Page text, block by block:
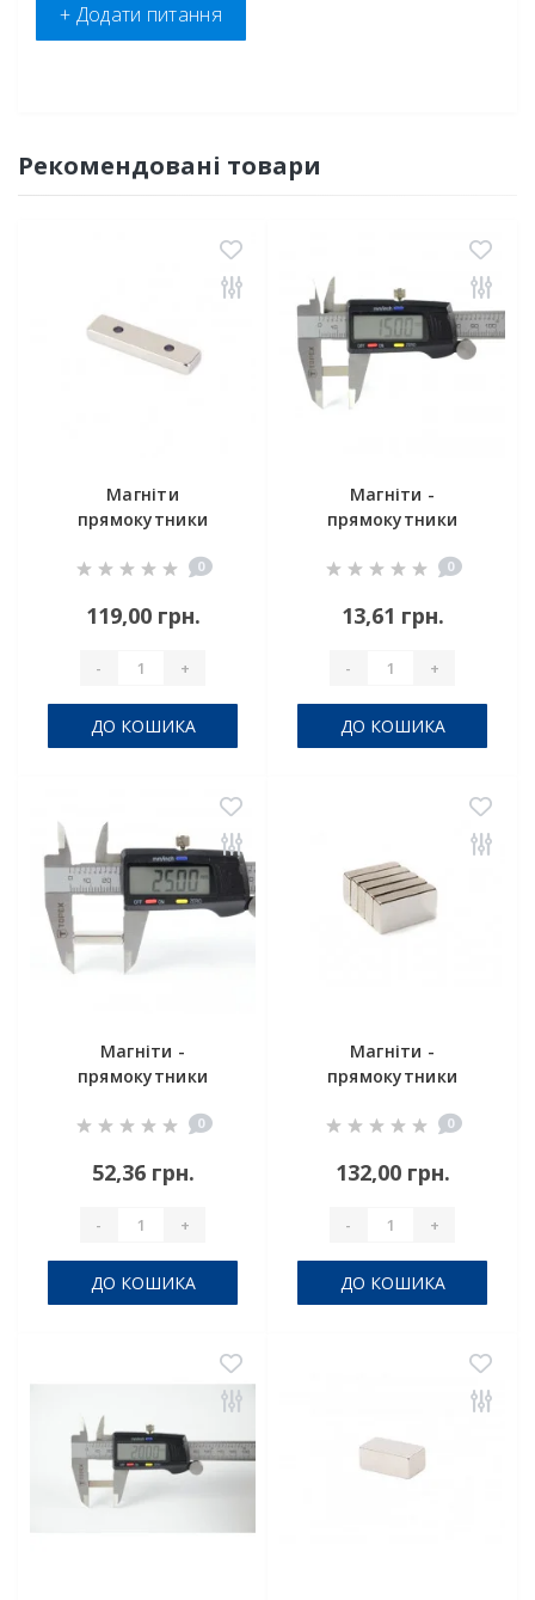
+ Додати питання
Рекомендовані товари
Магніти
прямокутники
0
119,00 грн.
- +
ДО КОШИКА
Магніти -
прямокутники
0
13,61 грн.
- +
ДО КОШИКА
Магніти -
прямокутники
0
52,36 грн.
- +
ДО КОШИКА
Магніти -
прямокутники
0
132,00 грн.
- +
ДО КОШИКА